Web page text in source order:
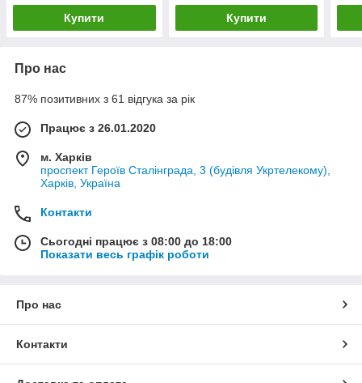
Купити Купити
Про нас
87% позитивних з 61 відгука за рік
Працює з 26.01.2020
м. Харків
проспект Героїв Сталінграда, 3 (будівля Укртелекому),
Харків, Україна
Контакти
Сьогодні працює з 08:00 до 18:00
Показати весь графік роботи
Про нас
Контакти